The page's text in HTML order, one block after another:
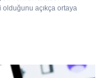
olduğunu açıkça ortaya